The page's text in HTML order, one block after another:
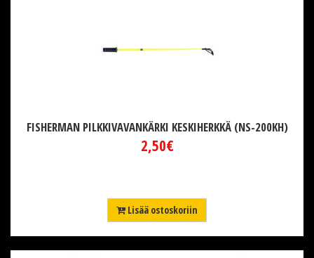
FISHERMAN PILKKIVAVANKÄRKI KESKIHERKKÄ (NS-200KH)
2,50€
Lisää ostoskoriin